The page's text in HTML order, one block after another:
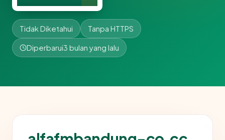
Tidak Diketahui Tanpa HTTPS
Diperbarui3 bulan yang lalu